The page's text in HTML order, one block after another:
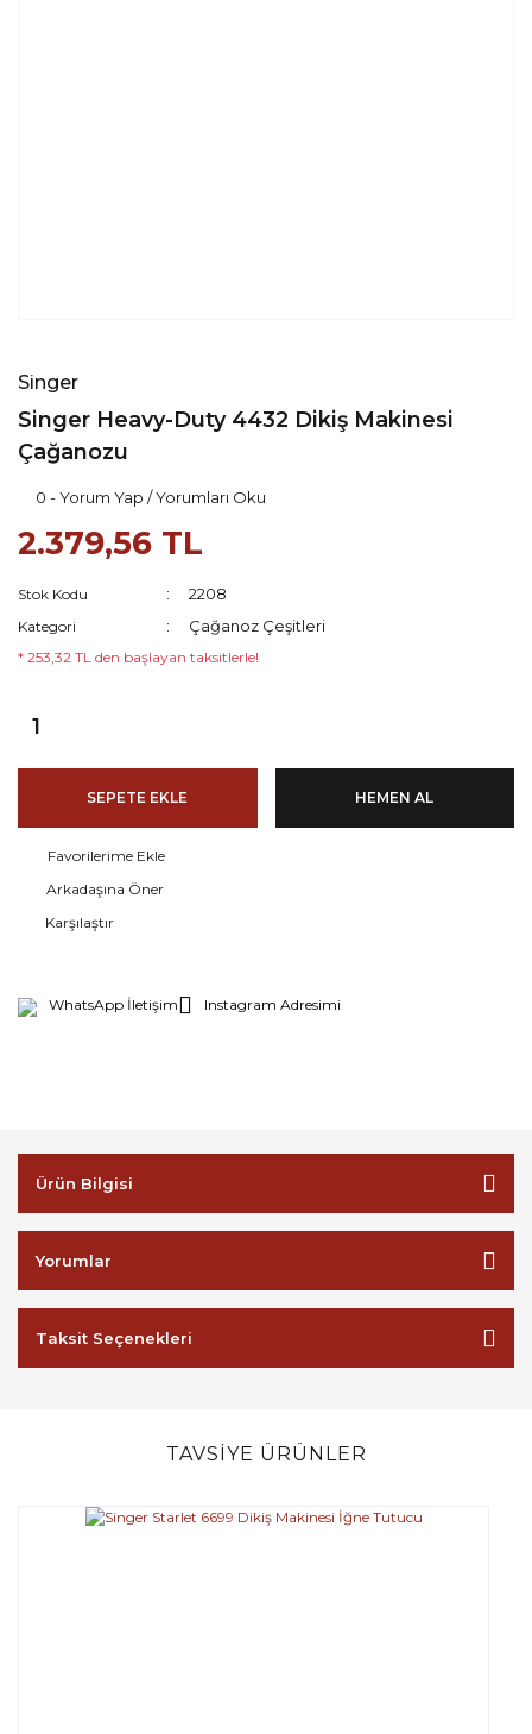
Singer
Singer Heavy-Duty 4432 Dikiş Makinesi
Çağanozu
0 - Yorum Yap / Yorumları Oku
2.379,56 TL
Stok Kodu 2208
Kategori Çağanoz Çeşitleri
* 253,32 TL den başlayan taksitlerle!
SEPETE EKLE HEMEN AL
Arkadaşına Öner
Karşılaştır
WhatsApp İletişim Instagram Adresimi
Ürün Bilgisi
Yorumlar
Taksit Seçenekleri
TAVSİYE ÜRÜNLER